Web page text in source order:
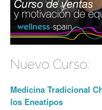
Nuevo Curso:
Medicina Tradicional
los Eneatipos